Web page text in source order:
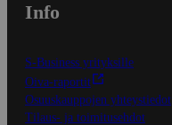
Info
S-Business yrityksille
Oiva-raportit
Osuuskauppojen yhteystiedot
Tilaus- ja toimitusehdot